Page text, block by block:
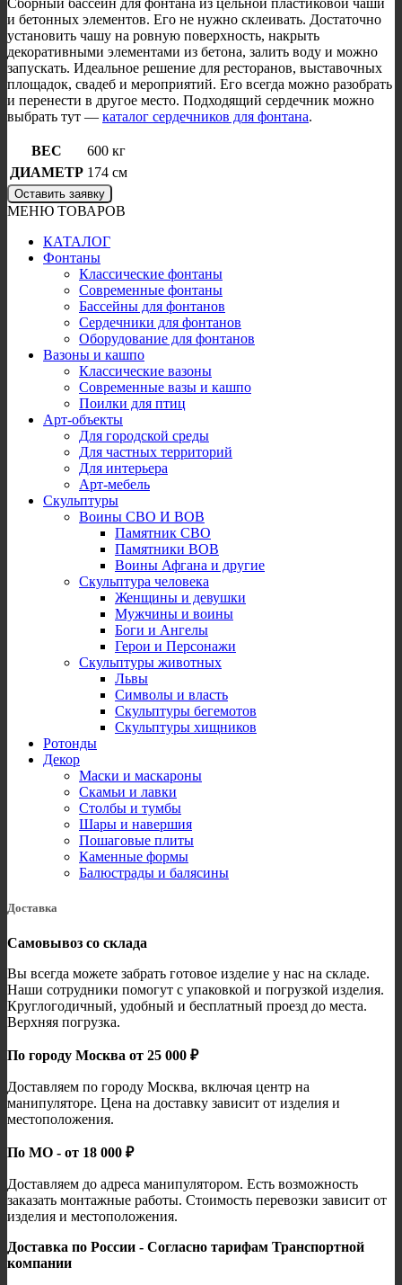
и бетонных элементов. Его не нужно склеивать. Достаточно
установить чашу на ровную поверхность, накрыть
декоративными элементами из бетона, залить воду и можно
запускать. Идеальное решение для ресторанов, выставочных
площадок, свадеб и мероприятий. Его всегда можно разобрать
и перенести в другое место. Подходящий сердечник можно
выбрать тут — каталог сердечников для фонтана.
ВЕС
600 кг
ДИАМЕТР 174 см
Оставить заявку
МЕНЮ ТОВАРОВ
КАТАЛОГ
Фонтаны
Классические фонтаны
Современные фонтаны
Бассейны для фонтанов
Сердечники для фонтанов
Оборудование для фонтанов
Вазоны и кашпо
Классические вазоны
Современные вазы и кашпо
Поилки для птиц
Арт-объекты
Для городской среды
Для частных территорий
Для интерьера
Арт-мебель
Скульптуры
Воины СВО И ВОВ
Памятник СВО
Памятники ВОВ
Воины Афгана и другие
Скульптура человека
Женщины и девушки
Мужчины и воины
Боги и Ангелы
Герои и Персонажи
Скульптуры животных
Львы
Символы и власть
Скульптуры бегемотов
Скульптуры хищников
Ротонды
Декор
Маски и маскароны
Скамьи и лавки
Столбы и тумбы
Шары и навершия
Пошаговые плиты
Каменные формы
Балюстрады и балясины
Доставка
Самовывоз со склада
Вы всегда можете забрать готовое изделие у нас на складе.
Наши сотрудники помогут с упаковкой и погрузкой изделия.
Круглогодичный, удобный и бесплатный проезд до места.
Верхняя погрузка.
По городу Москва от 25 000 ₽
Доставляем по городу Москва, включая центр на
манипуляторе. Цена на доставку зависит от изделия и
местоположения.
По МО - от 18 000 ₽
Доставляем до адреса манипулятором. Есть возможность
заказать монтажные работы. Стоимость перевозки зависит от
изделия и местоположения.
Доставка по России - Согласно тарифам Транспортной
компании